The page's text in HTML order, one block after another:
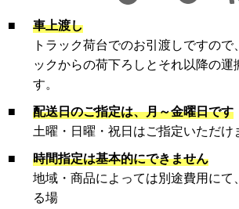
■
車上渡し
トラック荷台でのお引渡しですので
ックからの荷下ろしとそれ以降の運
す。
■
配送日のご指定は、月～金曜日です
土曜・日曜・祝日はご指定いただけ
■
時間指定は基本的にできません
地域・商品によっては別途費用にて
る場